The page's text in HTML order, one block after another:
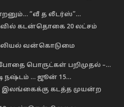
“வீ த லீடர்ஸ்”…
கடன்தொகை 20 லட்சம்
வன்கொடுமை
போதை பொருட்கள் பறிமுதல் –…
நஷ்டம் … ஜூன் 15…
இலங்கைக்கு கடத்த முயன்ற